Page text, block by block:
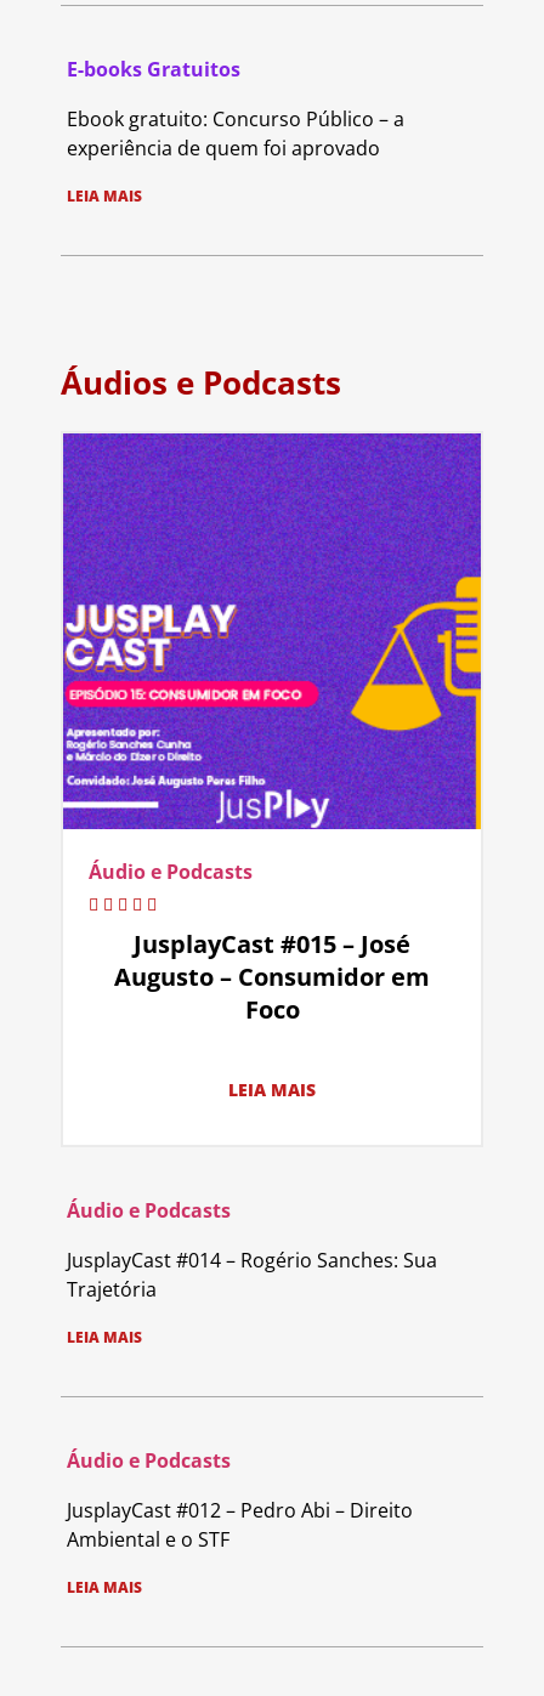
E-books Gratuitos
Ebook gratuito: Concurso Público – a
experiência de quem foi aprovado
LEIA MAIS
Áudios e Podcasts
Áudio e Podcasts
JusplayCast #015 – José
Augusto – Consumidor em
Foco
LEIA MAIS
Áudio e Podcasts
JusplayCast #014 – Rogério Sanches: Sua
Trajetória
LEIA MAIS
Áudio e Podcasts
JusplayCast #012 – Pedro Abi – Direito
Ambiental e o STF
LEIA MAIS